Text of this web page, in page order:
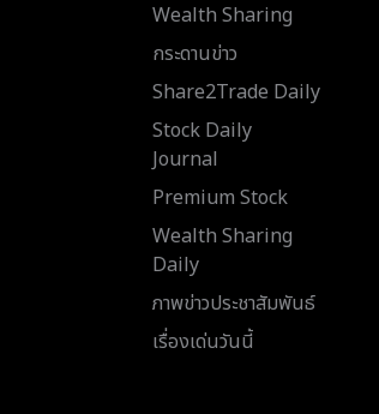
Wealth Sharing
กระดานข่าว
Share2Trade Daily
Stock Daily
Journal
Premium Stock
Wealth Sharing
Daily
ภาพข่าวประชาสัมพันธ์
เรื่องเด่นวันนี้